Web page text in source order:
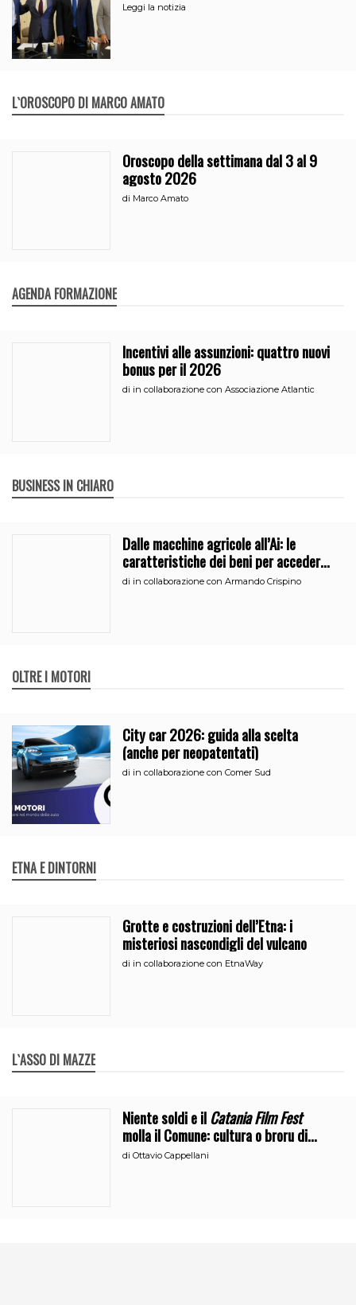
Leggi la notizia
L`OROSCOPO DI MARCO AMATO
Oroscopo della settimana dal 3 al 9
agosto 2026
di Marco Amato
AGENDA FORMAZIONE
Incentivi alle assunzioni: quattro nuovi
bonus per il 2026
di in collaborazione con Associazione Atlantic
BUSINESS IN CHIARO
Dalle macchine agricole all’Ai: le
caratteristiche dei beni per accedere
all’iperammortamento
di in collaborazione con Armando Crispino
OLTRE I MOTORI
City car 2026: guida alla scelta
(anche per neopatentati)
di in collaborazione con Comer Sud
ETNA E DINTORNI
Grotte e costruzioni dell’Etna: i
misteriosi nascondigli del vulcano
di in collaborazione con EtnaWay
L`ASSO DI MAZZE
Niente soldi e ilCatania Film Fest
molla il Comune: cultura o broru di
ciciri?
diOttavio Cappellani